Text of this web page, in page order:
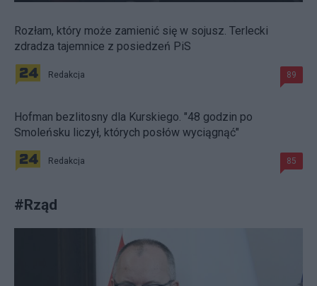
Rozłam, który może zamienić się w sojusz. Terlecki
zdradza tajemnice z posiedzeń PiS
Redakcja 89
Hofman bezlitosny dla Kurskiego. "48 godzin po
Smoleńsku liczył, których posłów wyciągnąć"
Redakcja 85
#Rząd